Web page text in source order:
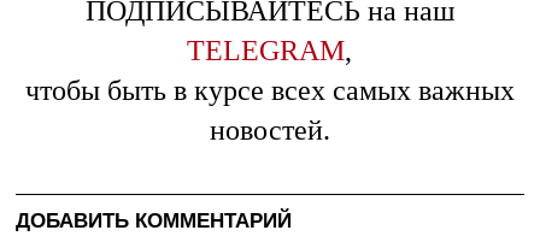
ПОДПИСЫВАЙТЕСЬ на наш
TELEGRAM,
чтобы быть в курсе всех самых важных
новостей.
ДОБАВИТЬ КОММЕНТАРИЙ